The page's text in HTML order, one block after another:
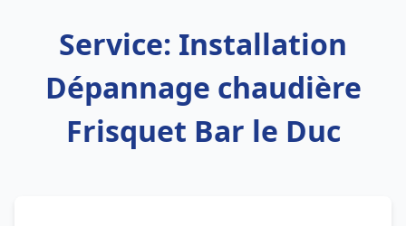
Service: Installation
Dépannage chaudière
Frisquet Bar le Duc